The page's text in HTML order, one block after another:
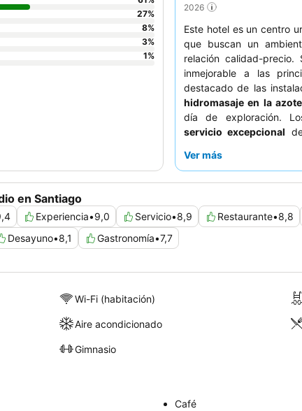
2026
Este hotel es un centro
que buscan un
relación calidad-
inmejorable a las
destacado de las
hidromasaje en la
día de exploración.
servicio excepcional
gluten. Para una
Ver más
en Santiago
Experiencia•9,0 Servicio•8,9 Restaurante•8,8
Desayuno•8,1 Gastronomía•7,7
27%
8%
3%
1%
Wi-Fi (habitación)
Aire acondicionado
Gimnasio
Café